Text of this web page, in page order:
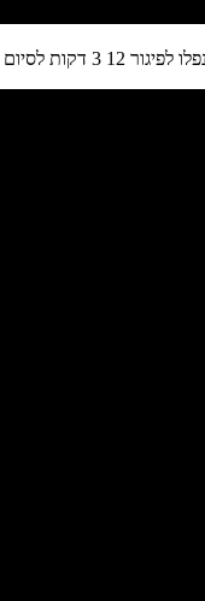
כולל שתי שלשות אדירות: